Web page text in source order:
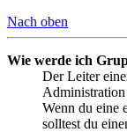
Nach oben
Wie werde ich
Der Leiter
Wenn du eine
solltest du